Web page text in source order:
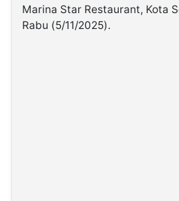
Kabarbaru.co
2026
Marina Star Restaurant, Kota
Rabu (5/11/2025).